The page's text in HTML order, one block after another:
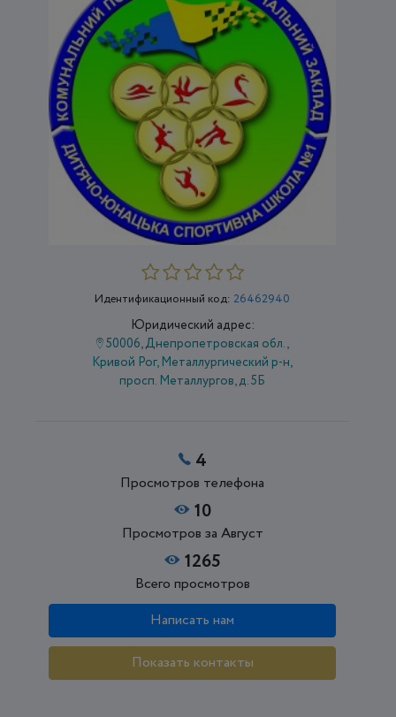
Идентификационный код: 26462940
Юридический адрес:
50006, Днепропетровская обл.,
Кривой Рог, Металлургический р-н,
просп. Металлургов, д. 5Б
4
Просмотров телефона
10
Просмотров за Август
1265
Всего просмотров
Написать нам
Показать контакты